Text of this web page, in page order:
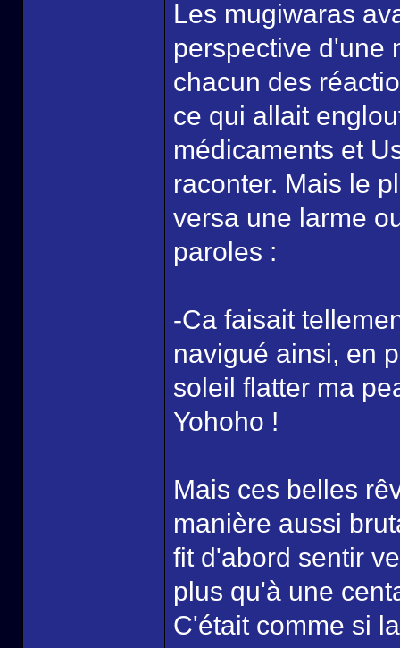
Les mugiwaras
perspective d'une
chacun des
ce qui allait
médicaments et
raconter. Mais le
versa une larme
paroles :
-Ca faisait
navigué ainsi, en
soleil flatter ma
Yohoho !
Mais ces belles
manière aussi
fit d'abord sentir
plus qu'à une
C'était comme si